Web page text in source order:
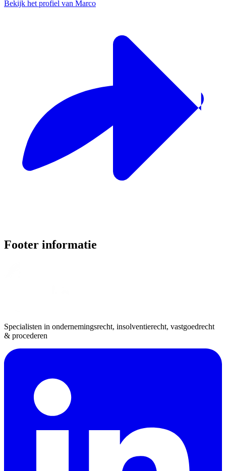
Bekijk het profiel van Marco
Footer informatie
Specialisten in ondernemingsrecht, insolventierecht, vastgoedrecht
& procederen